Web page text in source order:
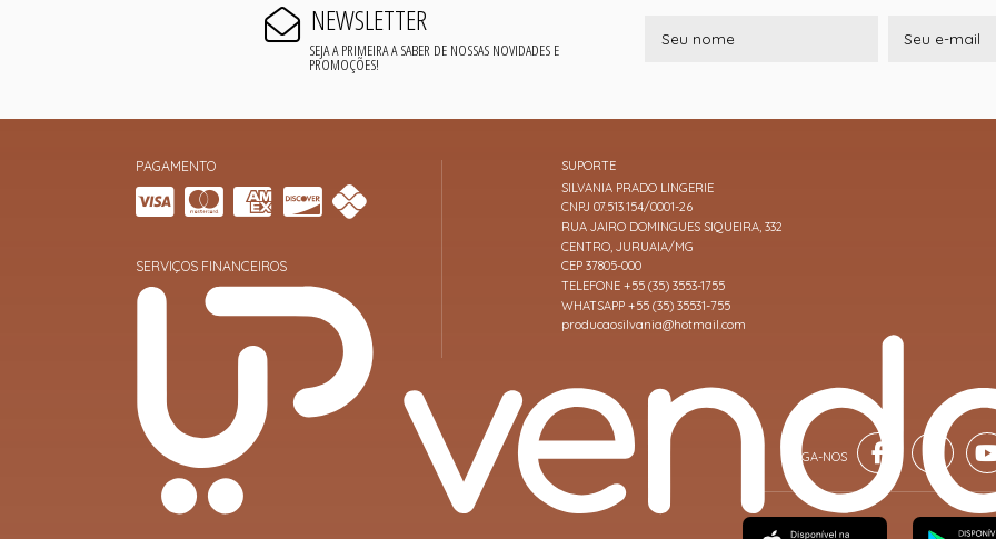
NEWSLETTER
SEJA A PRIMEIRA A SABER DE NOSSAS NOVIDADES E
PROMOÇÕES!
PAGAMENTO
SERVIÇOS FINANCEIROS
SUPORTE
SILVANIA PRADO LINGERIE
CNPJ 07.513.154/0001-26
RUA JAIRO DOMINGUES SIQUEIRA, 332
CENTRO, JURUAIA/MG
CEP 37805-000
TELEFONE +55 (35) 3553-1755
WHATSAPP +55 (35) 35531-755
producaosilvania@hotmail.com